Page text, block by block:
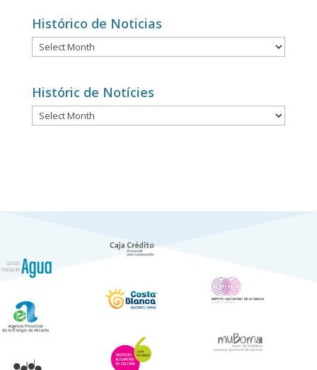
Histórico de Noticias
Histórico
de
Históric de Notícies
Históric
de